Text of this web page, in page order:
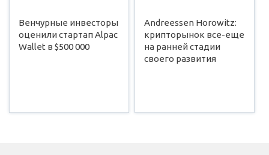
Венчурные инвесторы
оценили стартап Alpac
Wallet в $500 000
Andreessen Horowitz:
крипторынок все-еще
на ранней стадии
своего развития